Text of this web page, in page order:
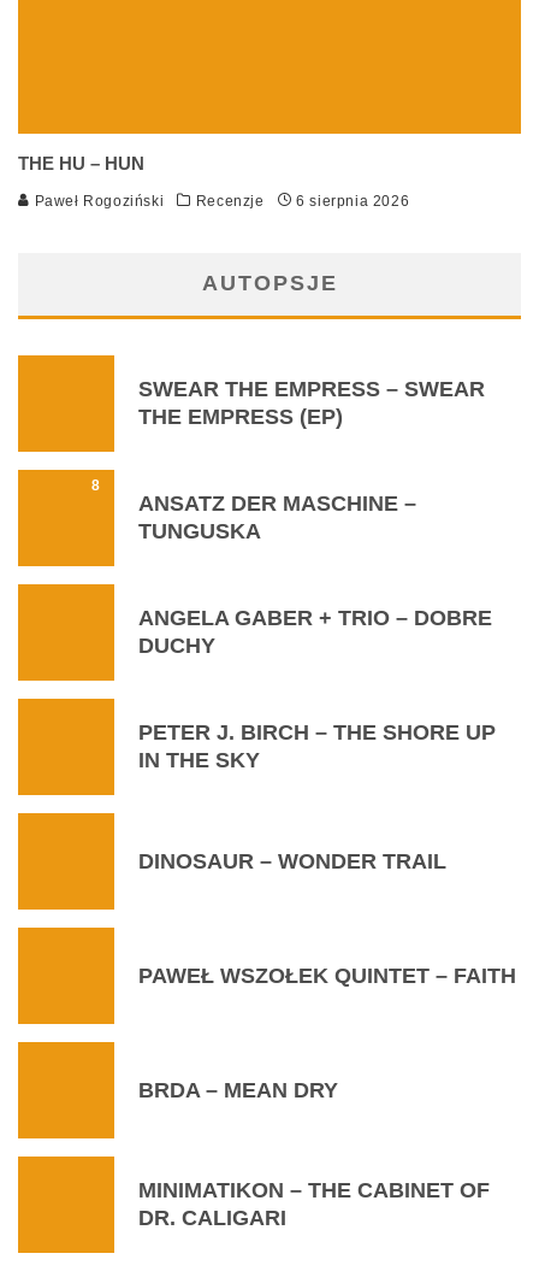
THE HU – HUN
Paweł Rogoziński Recenzje 6 sierpnia 2026
AUTOPSJE
SWEAR THE EMPRESS – SWEAR
THE EMPRESS (EP)
8
ANSATZ DER MASCHINE –
TUNGUSKA
ANGELA GABER + TRIO – DOBRE
DUCHY
PETER J. BIRCH – THE SHORE UP
IN THE SKY
DINOSAUR – WONDER TRAIL
PAWEŁ WSZOŁEK QUINTET – FAITH
BRDA – MEAN DRY
MINIMATIKON – THE CABINET OF
DR. CALIGARI